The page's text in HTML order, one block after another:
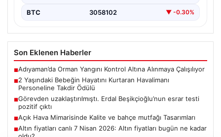
BTC 3058102 ▼ -0.30%
Son Eklenen Haberler
■Adıyaman’da Orman Yangını Kontrol Altına Alınmaya Çalışılıyor
■2 Yaşındaki Bebeğin Hayatını Kurtaran Havalimanı
Personeline Takdir Ödülü
■Görevden uzaklaştırılmıştı. Erdal Beşikçioğlu’nun esrar testi
pozitif çıktı
■Açık Hava Mimarisinde Kalite ve bahçe mutfağı Tasarımları
■Altın fiyatları canlı 7 Nisan 2026: Altın fiyatları bugün ne kadar